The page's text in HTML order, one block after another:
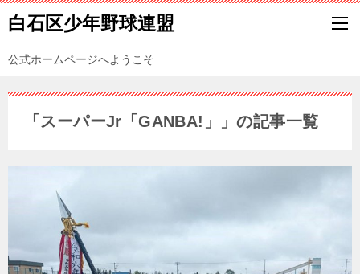
白石区少年野球連盟
公式ホームページへようこそ
「スーパーJr「GANBA!」」の記事一覧